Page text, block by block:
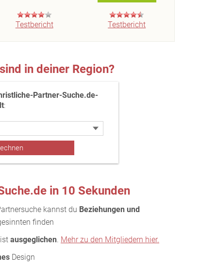
Testbericht Testbericht
in deiner Region?
Partner-Suche.de-
:
in 10 Sekunden
kannst du Beziehungen und
finden
ausgeglichen. Mehr zu den Mitgliedern hier.
Design